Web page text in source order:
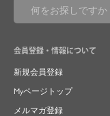
会員登録・情報について
新規会員登録
Myページトップ
メルマガ登録